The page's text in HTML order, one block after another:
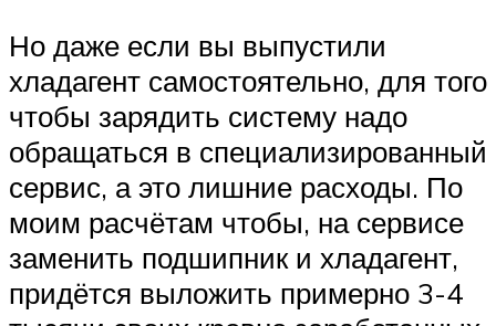
Но даже если вы выпустили
хладагент самостоятельно, для того
чтобы зарядить систему надо
обращаться в специализированный
сервис, а это лишние расходы. По
моим расчётам чтобы, на сервисе
заменить подшипник и хладагент,
придётся выложить примерно 3-4